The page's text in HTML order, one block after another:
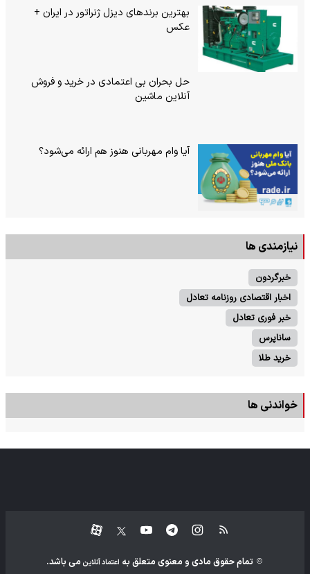
بهترین برندهای دیزل ژنراتور در ایران +
عکس
حل بحران بی‌ اعتمادی در خرید و فروش
آنلاین ماشین
آیا وام مهربانی هنوز هم ارائه می‌شود؟
نیازمندی ها
خبرگردون
اخبار اقتصادی روزنامه تعادل
خبر فوری تعادل
ساناپرس
خرید طلا
خواندنی ها
تمام حقوق مادی و معنوی متعلق به اعتماد آنلاین می باشد.